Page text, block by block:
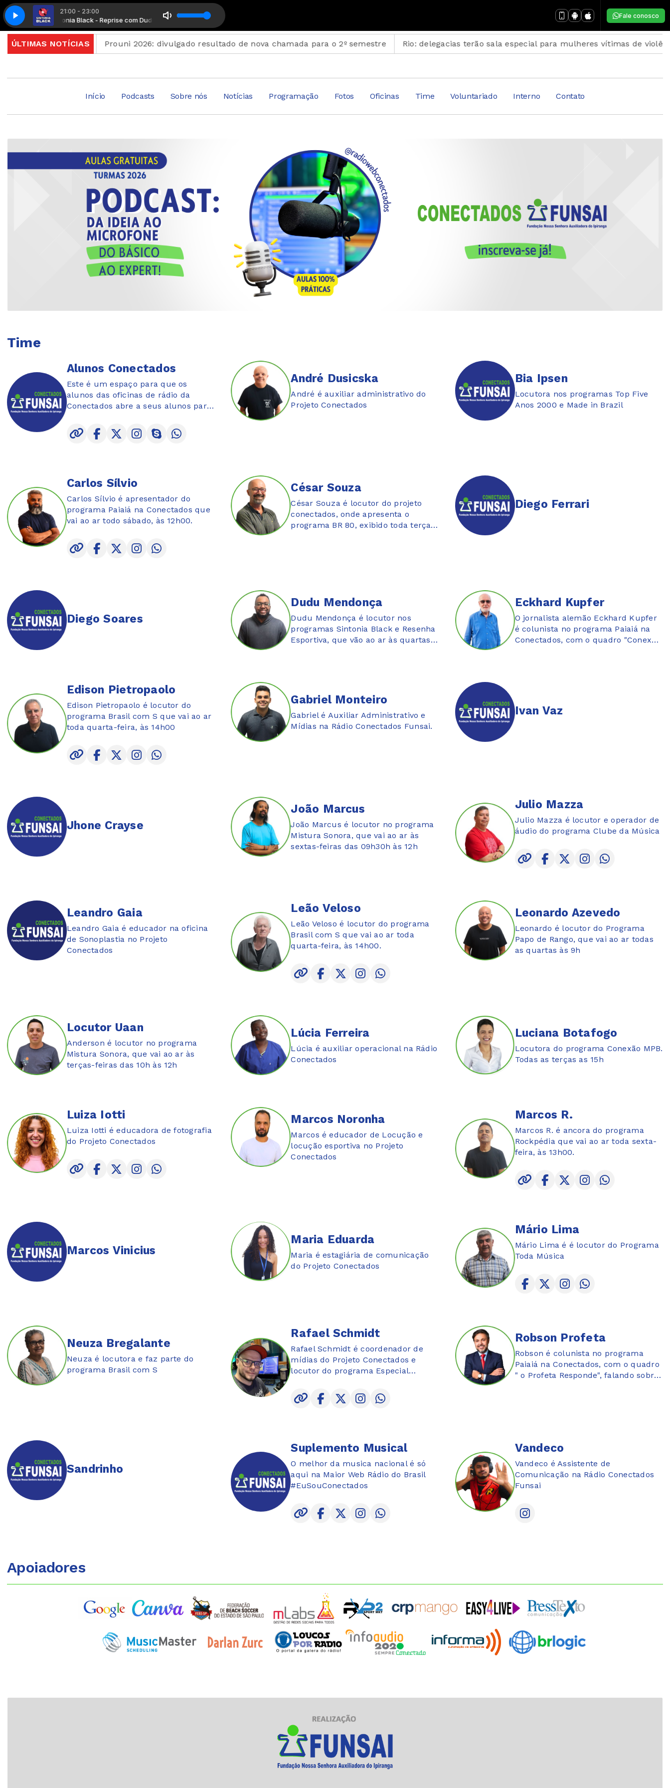
21:00 - 23:00
Sintonia Black - Reprise com Dudu MendonçaSintonia Black - Reprise com Dudu Mendonça
Fale conosco
ÚLTIMAS NOTÍCIAS
quinta Prouni 2026: divulgado resultado de nova chamada para o 2º semestre Rio: delegacias terão sala especial para mulheres vítimas de violência
Início Podcasts Sobre nós Notícias Programação Fotos Oficinas Time Voluntariado Interno Contato
Time
Alunos Conectados
Este é um espaço para que os
alunos das oficinas de rádio da
Conectados abre a seus alunos para
André Dusicska
André é auxiliar administrativo do
Projeto Conectados
Bia Ipsen
Locutora nos programas Top Five
Anos 2000 e Made in Brazil
Carlos Sílvio
Carlos Sílvio é apresentador do
programa Paiaiá na Conectados que
vai ao ar todo sábado, às 12h00.
César Souza
César Souza é locutor do projeto
conectados, onde apresenta o
programa BR 80, exibido toda terça-
Diego Ferrari
Diego Soares
Dudu Mendonça
Dudu Mendonça é locutor nos
programas Sintonia Black e Resenha
Esportiva, que vão ao ar às quartas-
Eckhard Kupfer
O jornalista alemão Eckhard Kupfer
é colunista no programa Paiaiá na
Conectados, com o quadro "Conexão
Edison Pietropaolo
Edison Pietropaolo é locutor do
programa Brasil com S que vai ao ar
toda quarta-feira, às 14h00
Gabriel Monteiro
Gabriel é Auxiliar Administrativo e
Mídias na Rádio Conectados Funsai.
Ivan Vaz
Jhone Crayse
João Marcus
João Marcus é locutor no programa
Mistura Sonora, que vai ao ar às
sextas-feiras das 09h30h às 12h
Julio Mazza
Julio Mazza é locutor e operador de
áudio do programa Clube da Música
Leandro Gaia
Leandro Gaia é educador na oficina
de Sonoplastia no Projeto
Conectados
Leão Veloso
Leão Veloso é locutor do programa
Brasil com S que vai ao ar toda
quarta-feira, às 14h00.
Leonardo Azevedo
Leonardo é locutor do Programa
Papo de Rango, que vai ao ar todas
as quartas às 9h
Locutor Uaan
Anderson é locutor no programa
Mistura Sonora, que vai ao ar às
terças-feiras das 10h às 12h
Lúcia Ferreira
Lúcia é auxiliar operacional na Rádio
Conectados
Luciana Botafogo
Locutora do programa Conexão MPB.
Todas as terças as 15h
Luiza Iotti
Luiza Iotti é educadora de fotografia
do Projeto Conectados
Marcos Noronha
Marcos é educador de Locução e
locução esportiva no Projeto
Conectados
Marcos R.
Marcos R. é ancora do programa
Rockpédia que vai ao ar toda sexta-
feira, às 13h00.
Marcos Vinicius
Maria Eduarda
Maria é estagiária de comunicação
do Projeto Conectados
Mário Lima
Mário Lima é é locutor do Programa
Toda Música
Neuza Bregalante
Neuza é locutora e faz parte do
programa Brasil com S
Rafael Schmidt
Rafael Schmidt é coordenador de
mídias do Projeto Conectados e
locutor do programa Especial
às 19h00, quinta-feira às 15h00
horas, na sexta-feira, às 19h00,
Robson Profeta
Robson é colunista no programa
Paiaiá na Conectados, com o quadro
" o Profeta Responde", falando sobre
Sandrinho
Suplemento Musical
O melhor da musica nacional é só
aqui na Maior Web Rádio do Brasil
#EuSouConectados
Vandeco
Vandeco é Assistente de
Comunicação na Rádio Conectados
Funsai
Apoiadores